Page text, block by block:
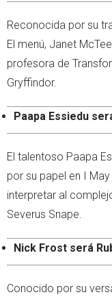
Reconocida por su
El menú, Janet
profesora de
Gryffindor.
Paapa Essiedu
El talentoso Paapa
por su papel en I
interpretar al
Severus Snape.
Nick Frost será
Conocido por su